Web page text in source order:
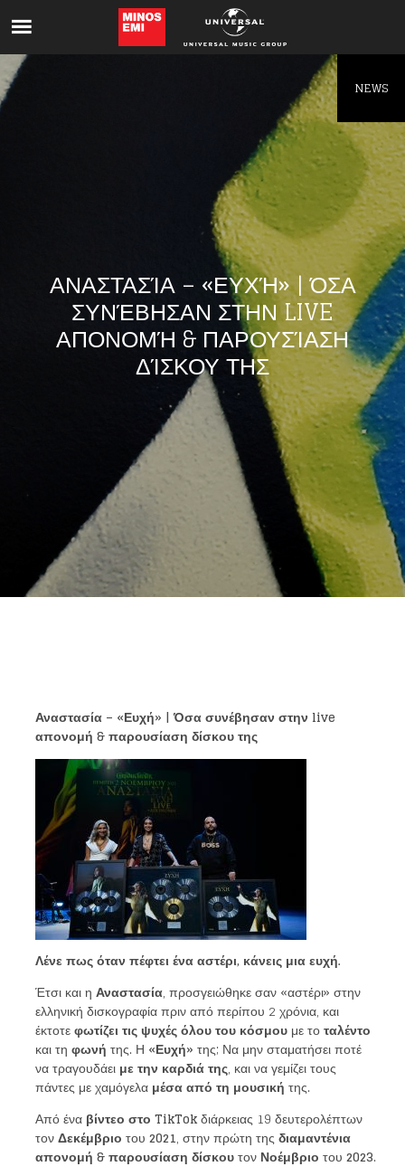
ΑΝΑΣΤΑΣΊΑ – «ΕΥΧΉ» | ΌΣΑ
ΣΥΝΈΒΗΣΑΝ ΣΤΗΝ LIVE
ΑΠΟΝΟΜΉ & ΠΑΡΟΥΣΊΑΣΗ
ΔΊΣΚΟΥ ΤΗΣ
Αναστασία – «Ευχή» | Όσα συνέβησαν στην live
απονομή & παρουσίαση δίσκου της
Λένε πως όταν πέφτει ένα αστέρι, κάνεις μια ευχή.
Έτσι και η Αναστασία, προσγειώθηκε σαν «αστέρι» στην
ελληνική δισκογραφία πριν από περίπου 2 χρόνια, και
έκτοτεφωτίζει τις ψυχές όλου του κόσμουμε τοταλέντο
και τη φωνή της. Η «Ευχή» της; Να μην σταματήσει ποτέ
να τραγουδάει με την καρδιά της, και να γεμίζει τους
πάντες με χαμόγελα μέσα από τη μουσική της.
Από ένα βίντεο στο TikTokδιάρκειας 19 δευτερολέπτων
τονΔεκέμβριο του 2021, στην πρώτη τηςδιαμαντένια
απονομή & παρουσίαση δίσκουτον Νοέμβριο του 2023.
NEWS
Like being first?
Get news from your favorite artists before
everyone else.